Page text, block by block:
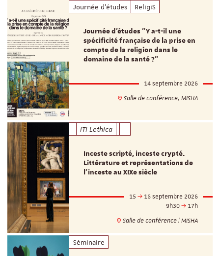
Journée d'études ReligiS
Journée d’études "Y a-t-il une
spécificité française de la prise en
compte de la religion dans le
domaine de la santé ?"
14 septembre 2026
Salle de conférence, MISHA
ITI Lethica
Inceste scripté, inceste crypté.
Littérature et représentations de
l’inceste au XIXe siècle
15
16 septembre 2026
9h30
17h
Salle de conférence | MISHA
Séminaire